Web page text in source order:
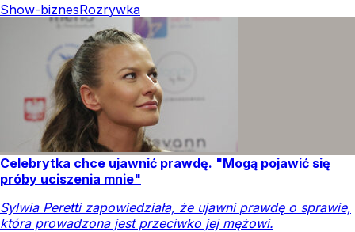
Show-biznesRozrywka
Celebrytka chce ujawnić prawdę. "Mogą pojawić się
próby uciszenia mnie"
Sylwia Peretti zapowiedziała, że ujawni prawdę o sprawie,
która prowadzona jest przeciwko jej mężowi.